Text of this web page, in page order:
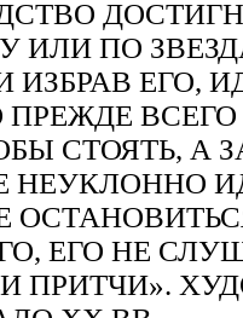
ИЛИ ПО
ЕГО,
ВСЕГО
СТОЯТЬ, А
НЕУКЛОННО
ЕГО НЕ
ПРИТЧИ».